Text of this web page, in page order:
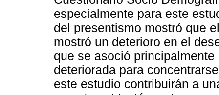
especialmente para este
del presentismo mostró que
mostró un deterioro en el
que se asoció
deteriorada para
este estudio contribuirán a